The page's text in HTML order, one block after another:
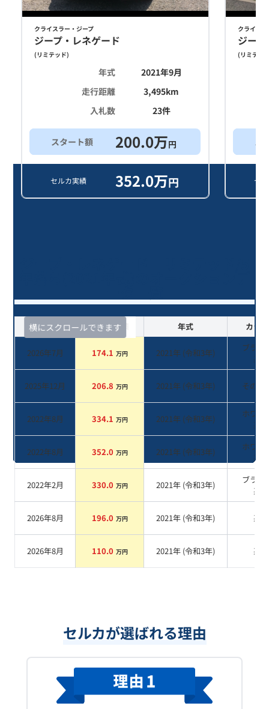
クライスラー・ジープ
ジープ・レネゲード
( リミテッド)
年式
2021年9月
走行距離
3,495km
入札数
23件
スタート額 200.0万円
セルカ実績 352.0万円
クライス
ジー
( リミテッ
セ
横にスクロールできます
査定時期 セルカ実績 年式 カラー
2026年7月 174.1 万円 2021年 (令和3年)
ブラッ
系
2025年12月 206.8 万円 2021年 (令和3年) その他
2022年8月 334.1 万円 2021年 (令和3年)
ホワイ
系
2022年8月 352.0 万円 2021年 (令和3年)
ホワイ
系
2022年2月 330.0 万円 2021年 (令和3年)
ブラッ
系
2026年8月 196.0 万円 2021年 (令和3年) 系
2026年8月 110.0 万円 2021年 (令和3年) 系
セルカが選ばれる理由